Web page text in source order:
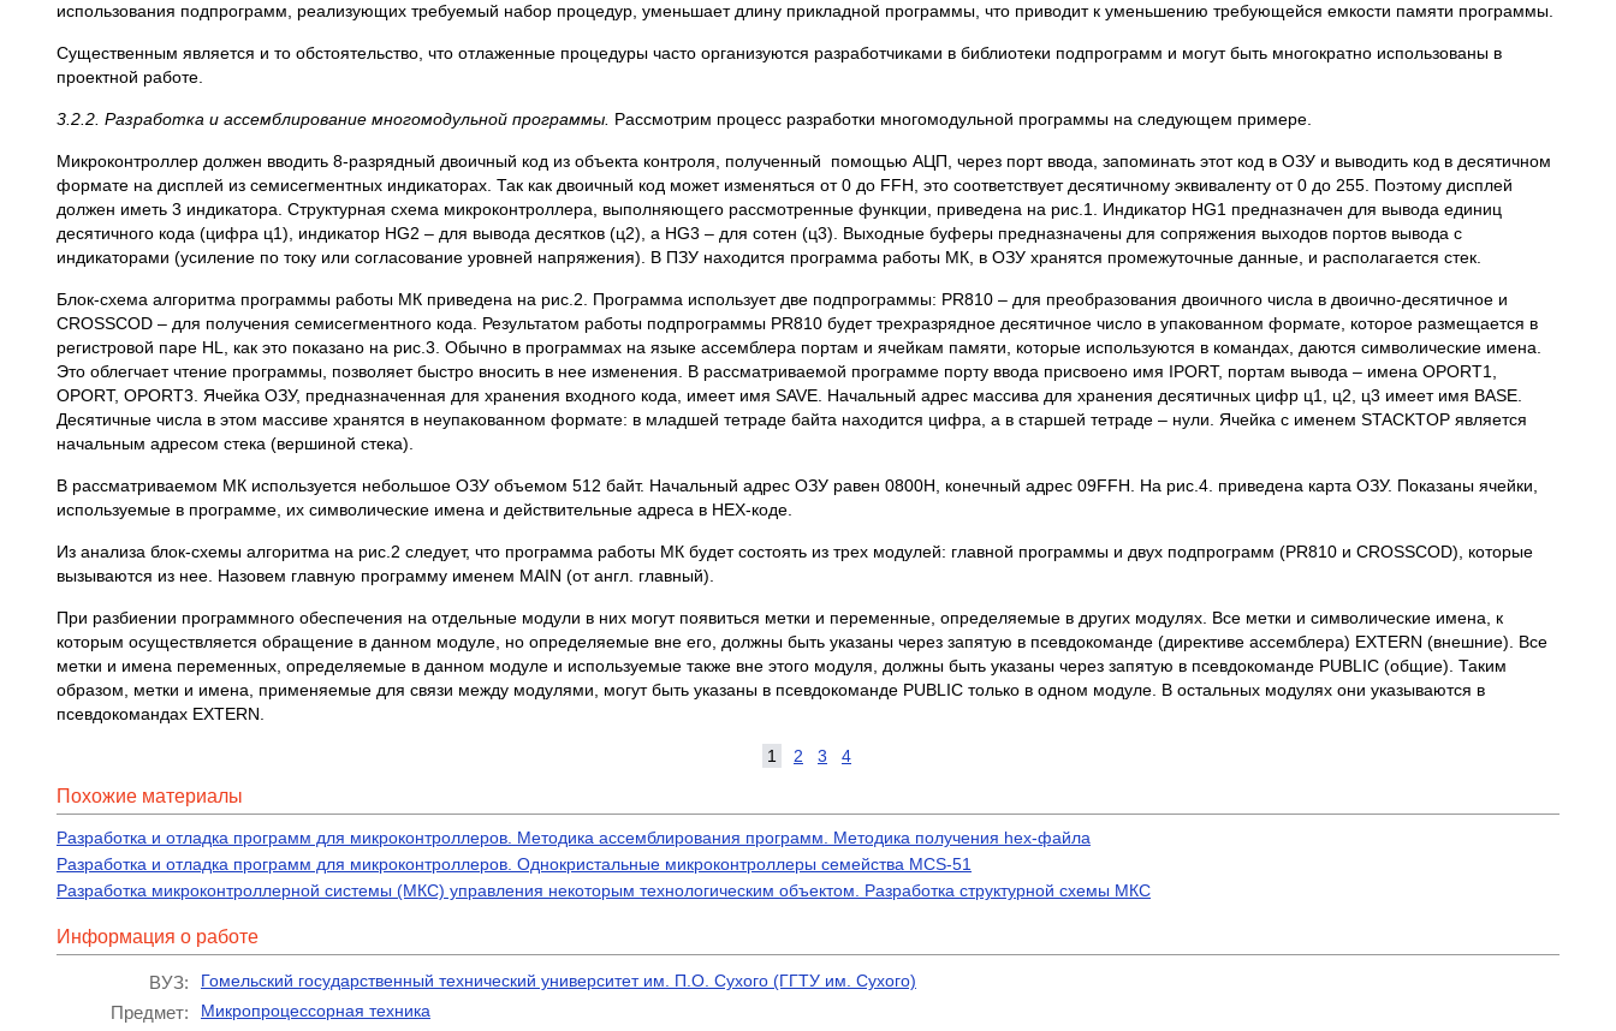
использования подпрограмм, реализующих требуемый набор процедур, уменьшает длину прикладной программы, что приводит к уменьшению требующейся емкости памяти программы.
Существенным является и то обстоятельство, что отлаженные процедуры часто организуются разработчиками в библиотеки подпрограмм и могут быть многократно использованы в
проектной работе.
3.2.2. Разработка и ассемблирование многомодульной программы. Рассмотрим процесс разработки многомодульной программы на следующем примере.
Микроконтроллер должен вводить 8-разрядный двоичный код из объекта контроля, полученный помощью АЦП, через порт ввода, запоминать этот код в ОЗУ и выводить код в десятичном
формате на дисплей из семисегментных индикаторах. Так как двоичный код может изменяться от 0 до FFH, это соответствует десятичному эквиваленту от 0 до 255. Поэтому дисплей
должен иметь 3 индикатора. Структурная схема микроконтроллера, выполняющего рассмотренные функции, приведена на рис.1. Индикатор HG1 предназначен для вывода единиц
десятичного кода (цифра ц1), индикатор HG2 – для вывода десятков (ц2), а HG3 – для сотен (ц3). Выходные буферы предназначены для сопряжения выходов портов вывода с
индикаторами (усиление по току или согласование уровней напряжения). В ПЗУ находится программа работы МК, в ОЗУ хранятся промежуточные данные, и располагается стек.
Блок-схема алгоритма программы работы МК приведена на рис.2. Программа использует две подпрограммы: PR810 – для преобразования двоичного числа в двоично-десятичное и
CROSSCOD – для получения семисегментного кода. Результатом работы подпрограммы PR810 будет трехразрядное десятичное число в упакованном формате, которое размещается в
регистровой паре HL, как это показано на рис.3. Обычно в программах на языке ассемблера портам и ячейкам памяти, которые используются в командах, даются символические имена.
Это облегчает чтение программы, позволяет быстро вносить в нее изменения. В рассматриваемой программе порту ввода присвоено имя IPORT, портам вывода – имена OPORT1,
OPORT, OPORT3. Ячейка ОЗУ, предназначенная для хранения входного кода, имеет имя SAVE. Начальный адрес массива для хранения десятичных цифр ц1, ц2, ц3 имеет имя BASE.
Десятичные числа в этом массиве хранятся в неупакованном формате: в младшей тетраде байта находится цифра, а в старшей тетраде – нули. Ячейка с именем STACKTOP является
начальным адресом стека (вершиной стека).
В рассматриваемом МК используется небольшое ОЗУ объемом 512 байт. Начальный адрес ОЗУ равен 0800H, конечный адрес 09FFH. На рис.4. приведена карта ОЗУ. Показаны ячейки,
используемые в программе, их символические имена и действительные адреса в HEX-коде.
Из анализа блок-схемы алгоритма на рис.2 следует, что программа работы МК будет состоять из трех модулей: главной программы и двух подпрограмм (PR810 и CROSSCOD), которые
вызываются из нее. Назовем главную программу именем MAIN (от англ. главный).
При разбиении программного обеспечения на отдельные модули в них могут появиться метки и переменные, определяемые в других модулях. Все метки и символические имена, к
которым осуществляется обращение в данном модуле, но определяемые вне его, должны быть указаны через запятую в псевдокоманде (директиве ассемблера) EXTERN (внешние). Все
метки и имена переменных, определяемые в данном модуле и используемые также вне этого модуля, должны быть указаны через запятую в псевдокоманде PUBLIC (общие). Таким
образом, метки и имена, применяемые для связи между модулями, могут быть указаны в псевдокоманде PUBLIC только в одном модуле. В остальных модулях они указываются в
псевдокомандах EXTERN.
1 2 3 4
Похожие материалы
Разработка и отладка программ для микроконтроллеров. Методика ассемблирования программ. Методика получения hex-файла
Разработка и отладка программ для микроконтроллеров. Однокристальные микроконтроллеры семейства MCS-51
Разработка микроконтроллерной системы (МКС) управления некоторым технологическим объектом. Разработка структурной схемы МКС
Информация о работе
ВУЗ: Гомельский государственный технический университет им. П.О. Сухого (ГГТУ им. Сухого)
Предмет: Микропроцессорная техника